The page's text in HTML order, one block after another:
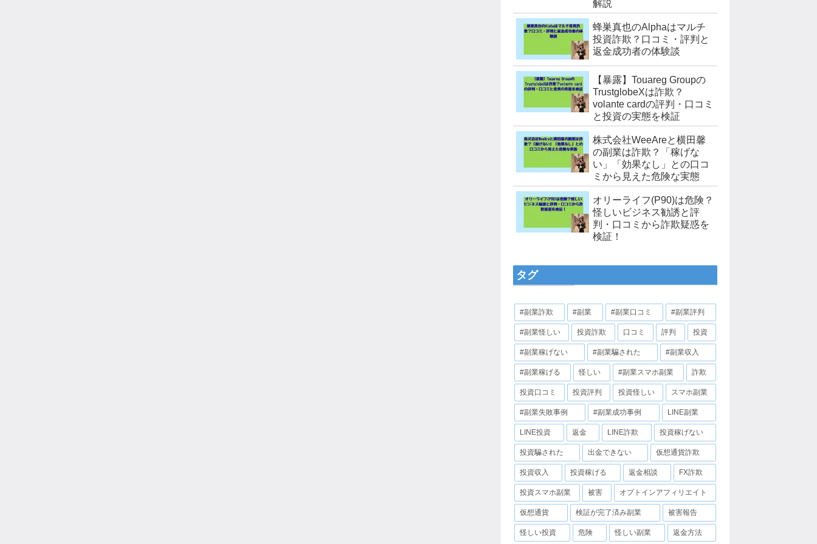
解説
蜂巣真也のAlphaはマルチ
投資詐欺？口コミ・評判と
返金成功者の体験談
【暴露】Touareg Groupの
TrustglobeXは詐欺？
volante cardの評判・口コミ
と投資の実態を検証
株式会社WeeAreと横田馨
の副業は詐欺？「稼げな
い」「効果なし」との口コ
ミから見えた危険な実態
オリーライフ(P90)は危険？
怪しいビジネス勧誘と評
判・口コミから詐欺疑惑を
検証！
タグ
#副業詐欺 #副業 #副業口コミ #副業評判
#副業怪しい 投資詐欺 口コミ 評判 投資
#副業稼げない #副業騙された #副業収入
#副業稼げる 怪しい #副業スマホ副業 詐欺
投資口コミ 投資評判 投資怪しい スマホ副業
#副業失敗事例 #副業成功事例 LINE副業
LINE投資 返金 LINE詐欺 投資稼げない
投資騙された 出金できない 仮想通貨詐欺
投資収入 投資稼げる 返金相談 FX詐欺
投資スマホ副業 被害 オプトインアフィリエイト
仮想通貨 検証が完了済み副業 被害報告
怪しい投資 危険 怪しい副業 返金方法